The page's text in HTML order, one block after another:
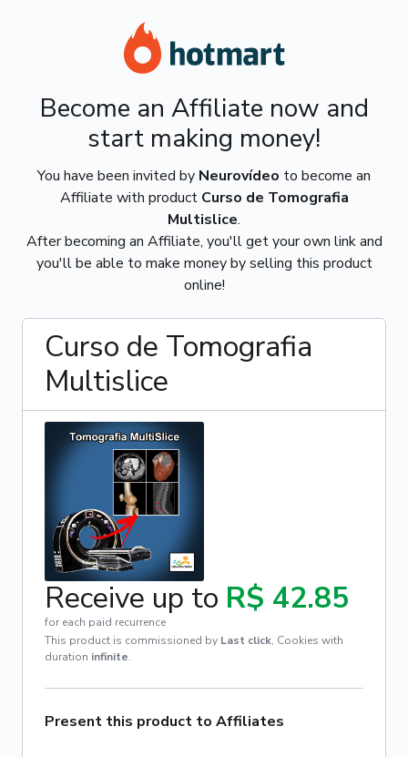
Become an Affiliate now and
start making money!
You have been invited by Neurovídeo to become an
Affiliate with product Curso de Tomografia
Multislice.
After becoming an Affiliate, you'll get your own link and
you'll be able to make money by selling this product
online!
Curso de Tomografia
Multislice
Receive up to R$ 42.85
for each paid recurrence
This product is commissioned by Last click, Cookies with
duration infinite.
Present this product to Affiliates